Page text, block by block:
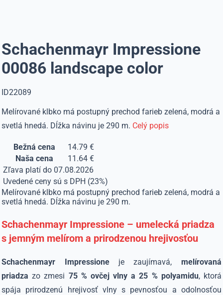
Schachenmayr Impressione
00086 landscape color
ID22089
Melírované klbko má postupný prechod farieb zelená, modrá a
svetlá hnedá. Dĺžka návinu je 290 m. Celý popis
Bežná cena
14.79 €
Naša cena
11.64 €
Zľava platí do 07.08.2026
Uvedené ceny sú s DPH (23%)
Melírované klbko má postupný prechod farieb zelená, modrá a
svetlá hnedá. Dĺžka návinu je 290 m.
Schachenmayr Impressione – umelecká priadza
s jemným melírom a prirodzenou hrejivosťou
Schachenmayr Impressioneje zaujímavá, melírovaná
priadza zo zmesi 75 % ovčej vlny a 25 % polyamidu, ktorá
spája prirodzenú hrejivosť vlny s pevnosťou a odolnosťou